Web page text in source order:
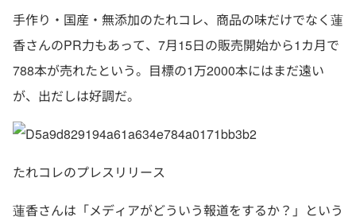
手作り・国産・無添加のたれコレ、商品の味だけでなく蓮
香さんのPR力もあって、7月15日の販売開始から1カ月で
788本が売れたという。目標の1万2000本にはまだ遠い
が、出だしは好調だ。
たれコレのプレスリリース
蓮香さんは「メディアがどういう報道をするか？」という